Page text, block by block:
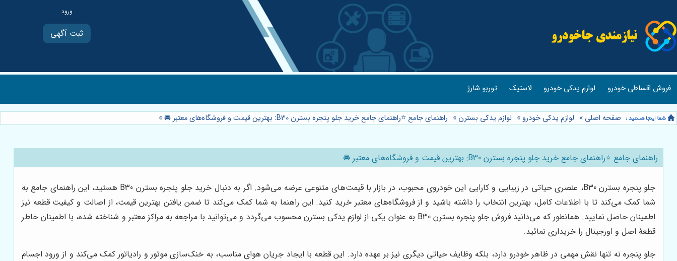
ثبت آگهی
فروش اقساطی خودرو لوازم یدکی خودرو لاستیک توربو شارژ
صفحه اصلی » لوازم یدکی خودرو » لوازم یدکی بسترن » راهنمای جامع ⭐️راهنمای جامع خرید جلو پنجره بسترن B30: بهترین قیمت و فروشگاه‌های معتبر 🚘 »
راهنمای جامع ⭐️راهنمای جامع خرید جلو پنجره بسترن B30: بهترین قیمت و فروشگاه‌های معتبر 🚘
جلو پنجره بسترن B30، عنصری حیاتی در زیبایی و کارایی این خودروی محبوب، در بازار با قیمت‌های متنوعی عرضه می‌شود. اگر به دنبال خرید جلو پنجره بسترن B30 هستید، این راهنمای جامع به
شما کمک می‌کند تا با اطلاعات کامل، بهترین انتخاب را داشته باشید و از فروشگاه‌های معتبر خرید کنید. این راهنما به شما کمک می‌کند تا ضمن یافتن بهترین قیمت، از اصالت و کیفیت قطعه نیز
اطمینان حاصل نمایید. همانطور که می‌دانید فروش جلو پنجره بسترن B30 به عنوان یکی از لوازم یدکی بسترن محسوب می‌گردد و می‌توانید با مراجعه به مراکز معتبر و شناخته شده، با اطمینان خاطر
قطعۀ اصل و اورجینال را خریداری نمائید.
جلو پنجره نه تنها نقش مهمی در ظاهر خودرو دارد، بلکه وظایف حیاتی دیگری نیز بر عهده دارد. این قطعه با ایجاد جریان هوای مناسب، به خنک‌سازی موتور و رادیاتور کمک می‌کند و از ورود اجسام